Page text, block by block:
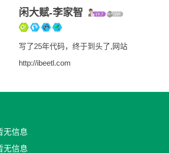
闲大赋-李家智
写了25年代码，终于到头了,网站
http://ibeetl.com
无信息
无信息